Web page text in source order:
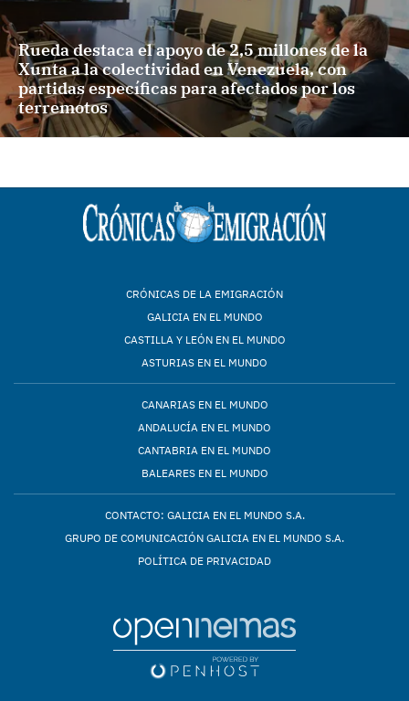
Rueda destaca el apoyo de 2,5 millones de la
Xunta a la colectividad en Venezuela, con
partidas específicas para afectados por los
terremotos
CRÓNICAS DE LA EMIGRACIÓN
GALICIA EN EL MUNDO
CASTILLA Y LEÓN EN EL MUNDO
ASTURIAS EN EL MUNDO
CANARIAS EN EL MUNDO
ANDALUCÍA EN EL MUNDO
CANTABRIA EN EL MUNDO
BALEARES EN EL MUNDO
CONTACTO: GALICIA EN EL MUNDO S.A.
GRUPO DE COMUNICACIÓN GALICIA EN EL MUNDO S.A.
POLÍTICA DE PRIVACIDAD